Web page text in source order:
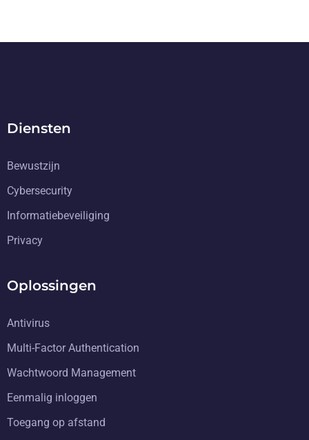
Diensten
Bewustzijn
Cybersecurity
Informatiebeveiliging
Privacy
Oplossingen
Antivirus
Multi-Factor Authentication
Wachtwoord Management
Eenmalig inloggen
Toegang op afstand